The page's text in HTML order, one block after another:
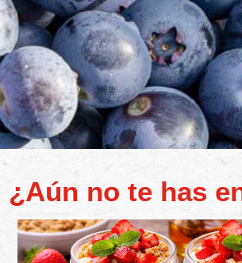
¿Aún no te has